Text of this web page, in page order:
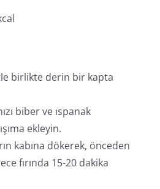
birlikte derin bir kapta
biber ve ıspanak
ekleyin.
kabına dökerek, önceden
fırında 15-20 dakika